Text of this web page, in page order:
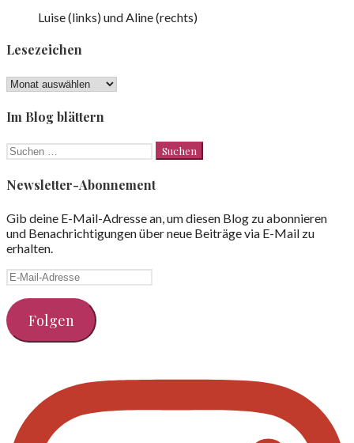
Luise (links) und Aline (rechts)
Lesezeichen
Lesezeichen
Im Blog blättern
Suchen
Newsletter-Abonnement
Gib deine E-Mail-Adresse an, um diesen Blog zu abonnieren
und Benachrichtigungen über neue Beiträge via E-Mail zu
erhalten.
E-
Adresse
Folgen